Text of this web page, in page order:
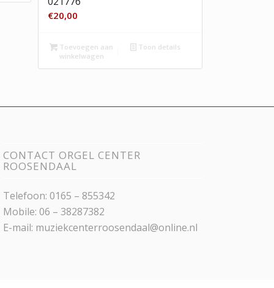
€20,00
Toevoegen aan
winkelwagen
Toon details
CONTACT ORGEL CENTER
ROOSENDAAL
Telefoon: 0165 – 855342
Mobile: 06 – 38287382
E-mail: muziekcenterroosendaal@online.nl